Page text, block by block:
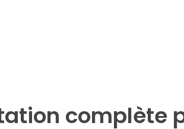
complète